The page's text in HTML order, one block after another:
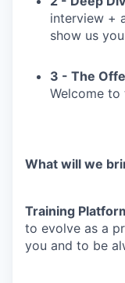
interview +
show us
3 - The
Welcome
What will we
Training
to evolve as a
you and to be